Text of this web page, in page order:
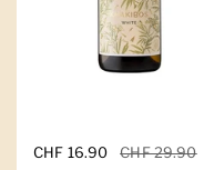
Regulärer Preis
CHF 16.90 Sale-Preis
CHF 29.90